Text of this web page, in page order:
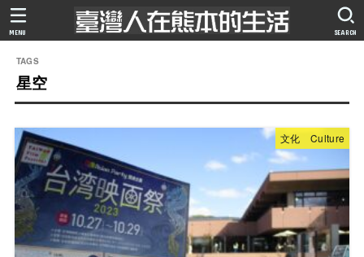
SEARCH
MENU
星空
文化 Culture